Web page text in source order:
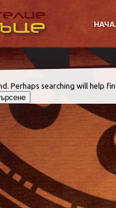
Perhaps searching will help